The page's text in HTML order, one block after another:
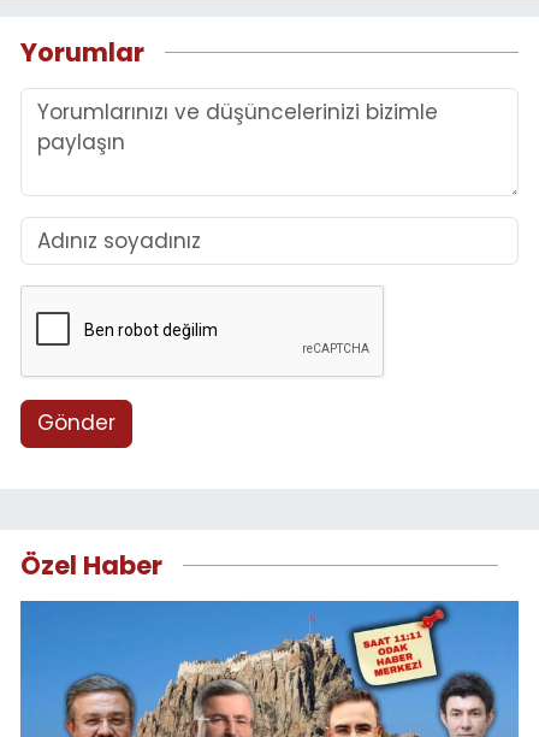
Yorumlar
Gönder
Özel Haber